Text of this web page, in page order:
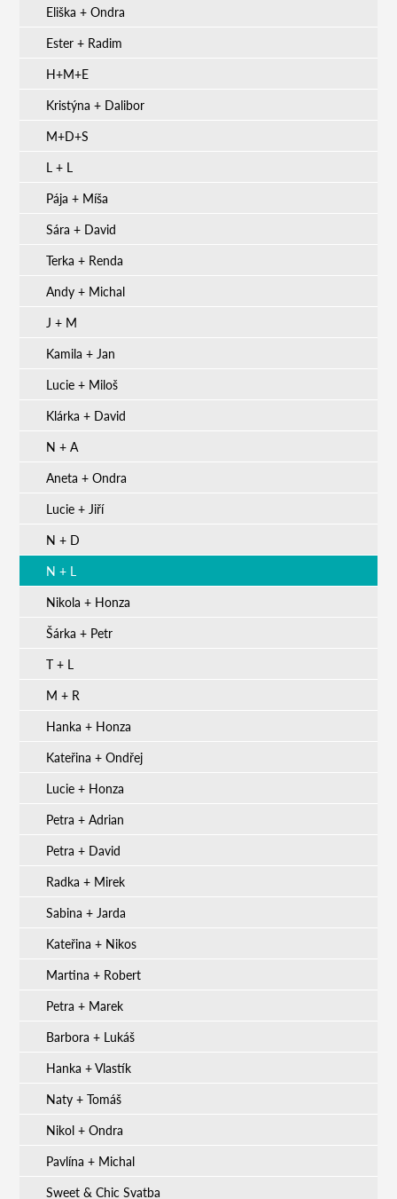
Eliška + Ondra
Ester + Radim
H+M+E
Kristýna + Dalibor
M+D+S
L + L
Pája + Míša
Sára + David
Terka + Renda
Andy + Michal
J + M
Kamila + Jan
Lucie + Miloš
Klárka + David
N + A
Aneta + Ondra
Lucie + Jiří
N + D
N + L
Nikola + Honza
Šárka + Petr
T + L
M + R
Hanka + Honza
Kateřina + Ondřej
Lucie + Honza
Petra + Adrian
Petra + David
Radka + Mirek
Sabina + Jarda
Kateřina + Nikos
Martina + Robert
Petra + Marek
Barbora + Lukáš
Hanka + Vlastík
Naty + Tomáš
Nikol + Ondra
Pavlína + Michal
Sweet & Chic Svatba